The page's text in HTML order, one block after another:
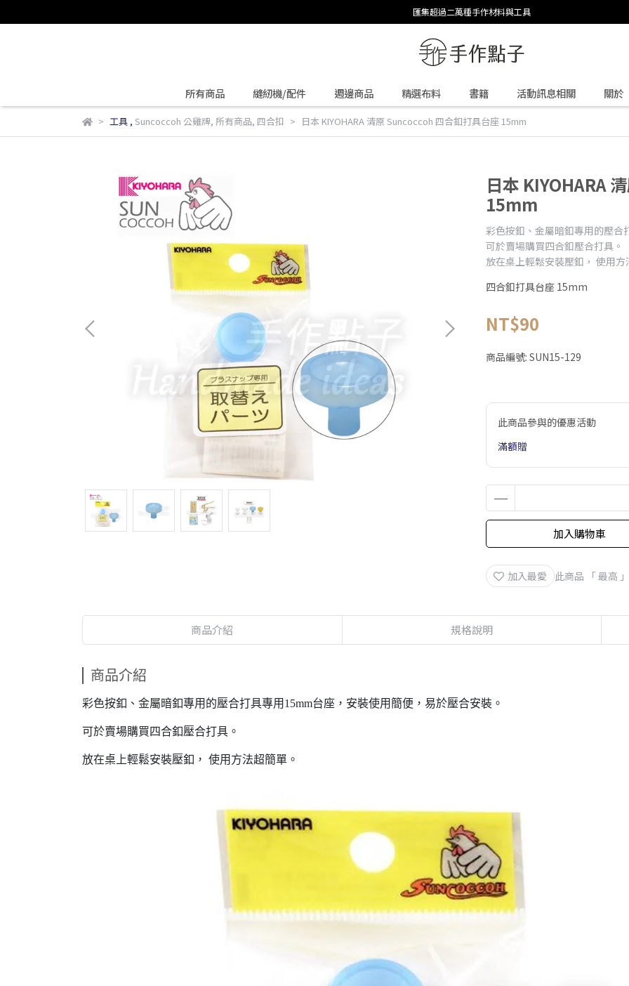
匯集超過二萬種手作材料與工具
所有商品 縫紉機/配件 週邊商品 精選布料 書籍 活動訊息相關 關於
工具, Suncoccoh 公雞牌, 所有商品, 四合扣 日本 KIYOHARA 清原 Suncoccoh 四合釦打具台座 15mm
日本 KIYOHARA
15mm
彩色按釦、金屬暗釦專用的壓
可於賣場購買四合釦壓合打具。
放在桌上輕鬆安裝壓釦， 使用
四合釦打具台座 15mm
NT$90
商品編號: SUN15-129
此商品參與的優惠活動
滿額贈
加入購物車
加入最愛 此商品 「 最高
商品介紹 規格說明
商品介紹
彩色按釦、金屬暗釦專用的壓合打具專用15mm台座，安裝使用簡便，易於壓合安裝。
可於賣場購買四合釦壓合打具。
放在桌上輕鬆安裝壓釦， 使用方法超簡單。